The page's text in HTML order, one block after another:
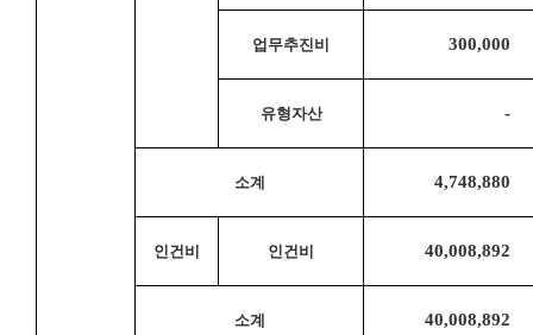
업무추진비 300,000
유형자산 -
소계 4,748,880
인건비 인건비 40,008,892
소계 40,008,892